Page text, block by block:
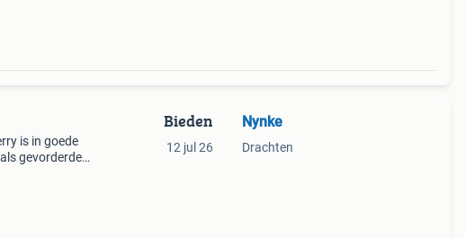
is in goede
gevorderden
Bieden
12 jul 26
Nynke
Drachten